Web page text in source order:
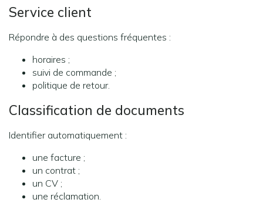
Service client
Répondre à des questions fréquentes :
horaires ;
suivi de commande ;
politique de retour.
Classification de documents
Identifier automatiquement :
une facture ;
un contrat ;
un CV ;
une réclamation.